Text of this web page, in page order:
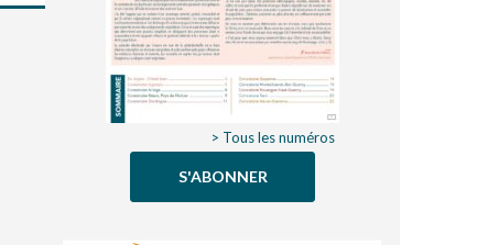
> Tous les numéros
S'ABONNER